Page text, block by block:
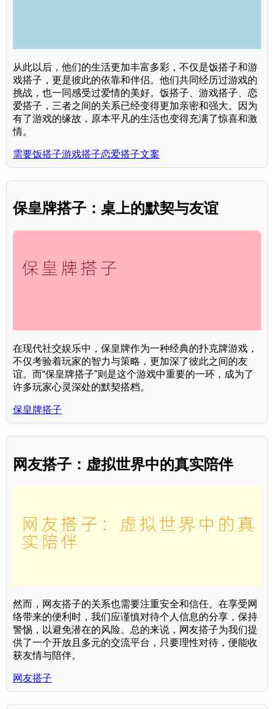
从此以后，他们的生活更加丰富多彩，不仅是饭搭子和游
戏搭子，更是彼此的依靠和伴侣。他们共同经历过游戏的
挑战，也一同感受过爱情的美好。饭搭子、游戏搭子、恋
爱搭子，三者之间的关系已经变得更加亲密和强大。因为
有了游戏的缘故，原本平凡的生活也变得充满了惊喜和激
情。
需要饭搭子游戏搭子恋爱搭子文案
保皇牌搭子：桌上的默契与友谊
在现代社交娱乐中，保皇牌作为一种经典的扑克牌游戏，
不仅考验着玩家的智力与策略，更加深了彼此之间的友
谊。而“保皇牌搭子”则是这个游戏中重要的一环，成为了
许多玩家心灵深处的默契搭档。
保皇牌搭子
网友搭子：虚拟世界中的真实陪伴
然而，网友搭子的关系也需要注重安全和信任。在享受网
络带来的便利时，我们应谨慎对待个人信息的分享，保持
警惕，以避免潜在的风险。总的来说，网友搭子为我们提
供了一个开放且多元的交流平台，只要理性对待，便能收
获友情与陪伴。
网友搭子